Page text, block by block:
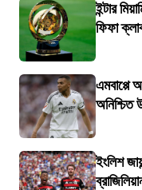
ইন্টার
ফিফা
এমবাপ্পে
অনিশ্চিত
ইংলিশ